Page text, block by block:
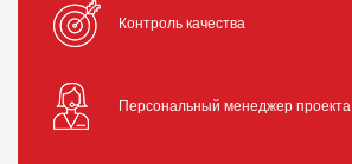
Контроль качества
Персональный менеджер проекта